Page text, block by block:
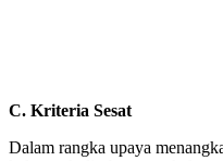
C. Kriteria Sesat
Dalam rangka upaya